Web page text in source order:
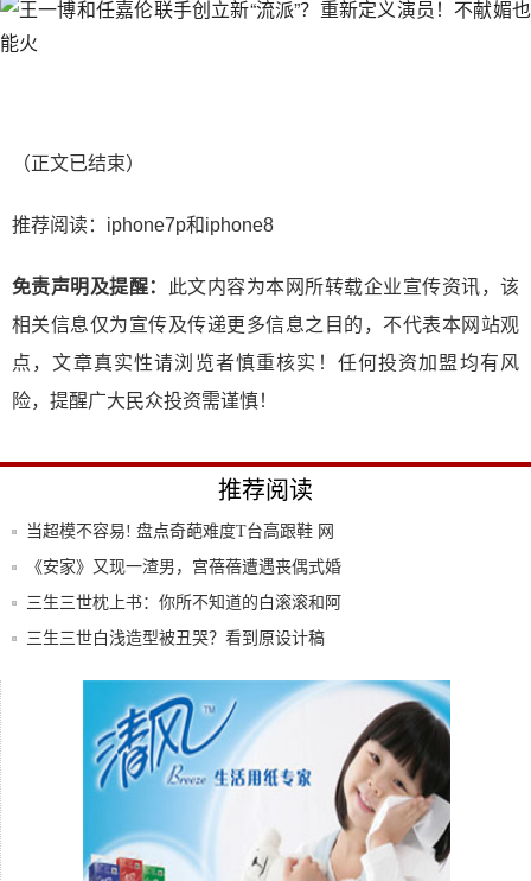
（正文已结束）
推荐阅读： iphone7p和iphone8
免责声明及提醒：
此文内容为本网所转载企业宣传资讯，该
相关信息仅为宣传及传递更多信息之目的，不代表本网站观
点，文章真实性请浏览者慎重核实！任何投资加盟均有风
险，提醒广大民众投资需谨慎！
推荐阅读
当超模不容易! 盘点奇葩难度T台高跟鞋 网
友
《安家》又现一渣男，宫蓓蓓遭遇丧偶式婚
姻，网
三生三世枕上书：你所不知道的白滚滚和阿
离的多
三生三世白浅造型被丑哭？看到原设计稿
东华，请给小白一个正经的三生三世